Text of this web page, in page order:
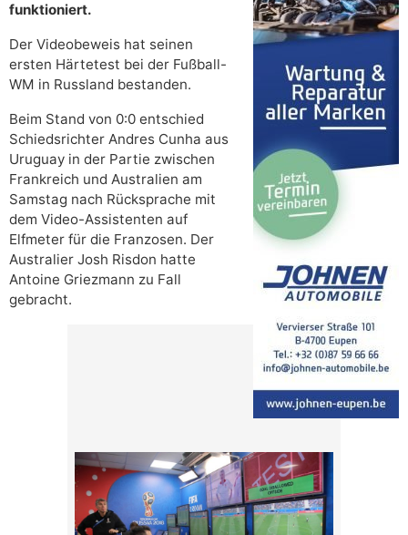
funktioniert.
Der Videobeweis hat seinen
ersten Härtetest bei der Fußball-
WM in Russland bestanden.
Beim Stand von 0:0 entschied
Schiedsrichter Andres Cunha aus
Uruguay in der Partie zwischen
Frankreich und Australien am
Samstag nach Rücksprache mit
dem Video-Assistenten auf
Elfmeter für die Franzosen. Der
Australier Josh Risdon hatte
Antoine Griezmann zu Fall
gebracht.